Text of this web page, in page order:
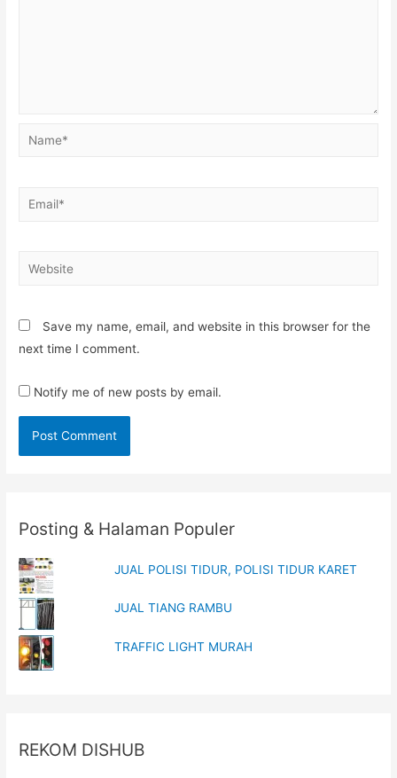
Name*
Email*
Website
Save my name, email, and website in this browser for the
next time I comment.
Notify me of new posts by email.
Posting & Halaman Populer
JUAL POLISI TIDUR, POLISI TIDUR KARET
JUAL TIANG RAMBU
TRAFFIC LIGHT MURAH
REKOM DISHUB